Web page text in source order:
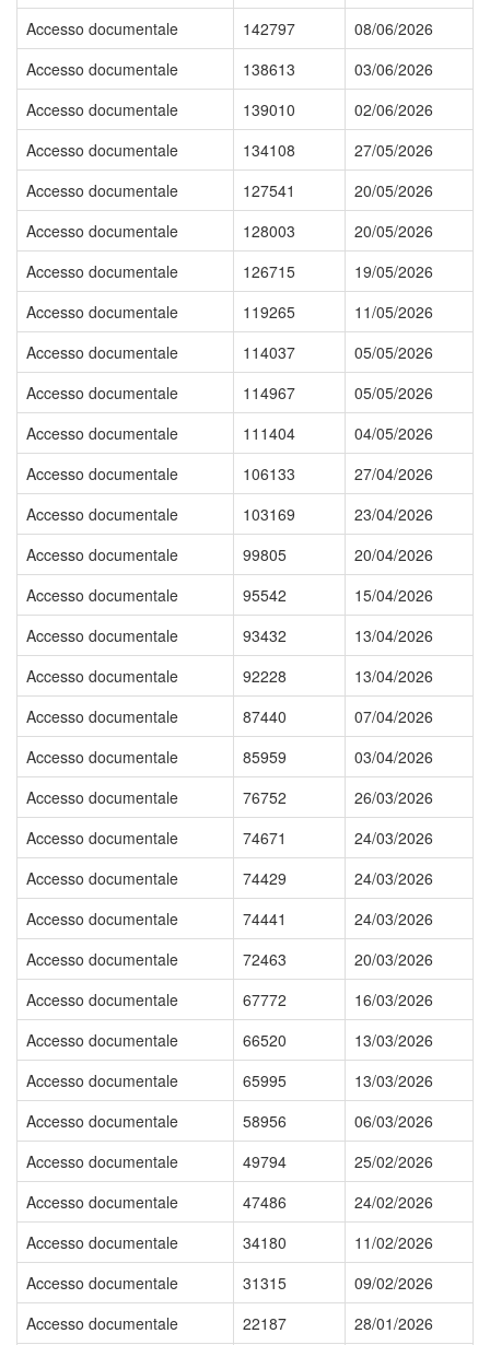
Accesso documentale
142797
08/06/2026
Accesso documentale
138613
03/06/2026
Accesso documentale
139010
02/06/2026
Accesso documentale
134108
27/05/2026
Accesso documentale
127541
20/05/2026
Accesso documentale
128003
20/05/2026
Accesso documentale
126715
19/05/2026
Accesso documentale
119265
11/05/2026
Accesso documentale
114037
05/05/2026
Accesso documentale
114967
05/05/2026
Accesso documentale
111404
04/05/2026
Accesso documentale
106133
27/04/2026
Accesso documentale
103169
23/04/2026
Accesso documentale
99805
20/04/2026
Accesso documentale
95542
15/04/2026
Accesso documentale
93432
13/04/2026
Accesso documentale
92228
13/04/2026
Accesso documentale
87440
07/04/2026
Accesso documentale
85959
03/04/2026
Accesso documentale
76752
26/03/2026
Accesso documentale
74671
24/03/2026
Accesso documentale
74429
24/03/2026
Accesso documentale
74441
24/03/2026
Accesso documentale
72463
20/03/2026
Accesso documentale
67772
16/03/2026
Accesso documentale
66520
13/03/2026
Accesso documentale
65995
13/03/2026
Accesso documentale
58956
06/03/2026
Accesso documentale
49794
25/02/2026
Accesso documentale
47486
24/02/2026
Accesso documentale
34180
11/02/2026
Accesso documentale
31315
09/02/2026
Accesso documentale
22187 28/01/2026